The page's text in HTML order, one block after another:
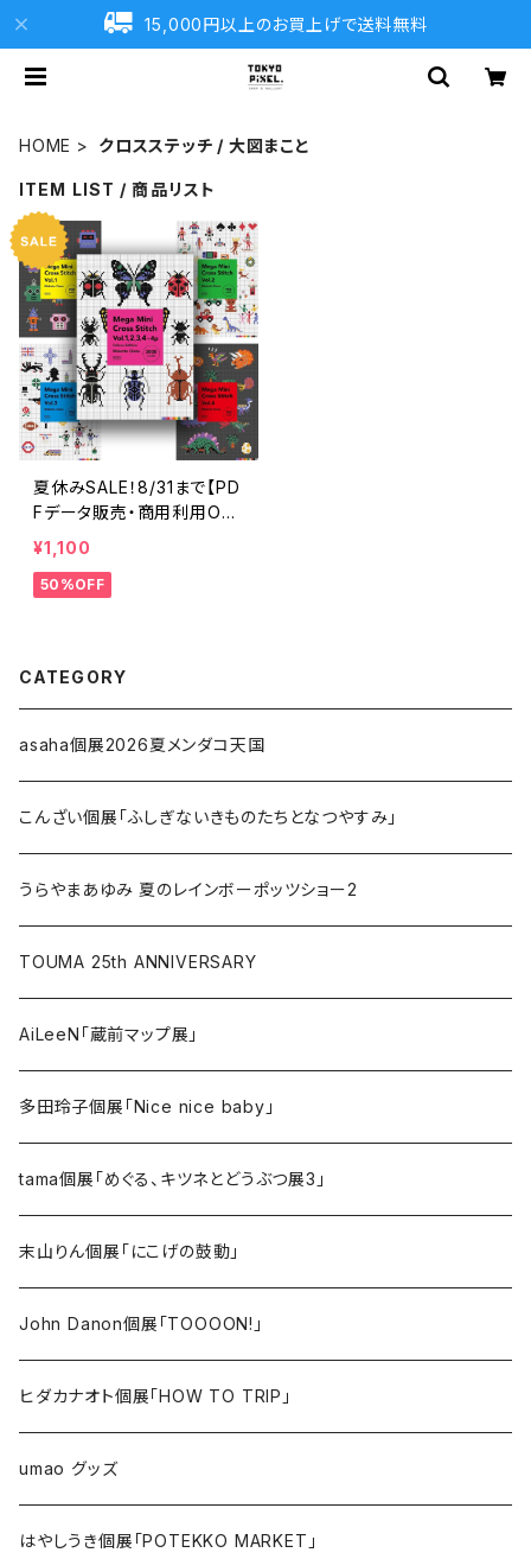
15,000円以上のお買上げで送料無料
HOME クロスステッチ / 大図まこと
ITEM LIST / 商品リスト
夏休みSALE！8/31まで【PD
Fデータ販売・商用利用OK・
３０００点収録・111P】Mega
Mini Cross Stitch Delux
e Edition
¥1,100
50%OFF
CATEGORY
asaha個展2026夏メンダコ天国
こんざい個展「ふしぎないきものたちとなつやすみ」
うらやまあゆみ 夏のレインボーポッツショー2
TOUMA 25th ANNIVERSARY
AiLeeN「蔵前マップ展」
多田玲子個展「Nice nice baby」
tama個展「めぐる、キツネとどうぶつ展3」
末山りん個展「にこげの鼓動」
John Danon個展「TOOOON!」
ヒダカナオト個展「HOW TO TRIP」
umao グッズ
はやしうき個展「POTEKKO MARKET」